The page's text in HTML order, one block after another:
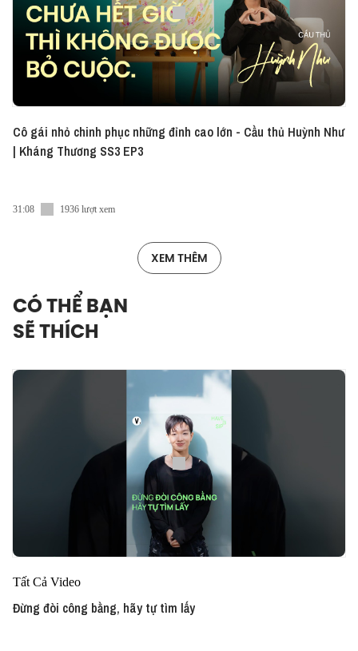
Cô gái nhỏ chinh phục những đỉnh cao lớn - Cầu thủ Huỳnh Như
| Kháng Thương SS3 EP3
31:08 1936 lượt xem
XEM THÊM
CÓ THỂ BẠN
SẼ THÍCH
Tất Cả Video
Đừng đòi công bằng, hãy tự tìm lấy